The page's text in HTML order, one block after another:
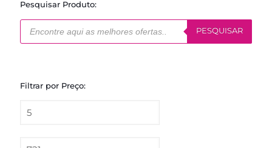
Pesquisar Produto:
Pesquisar
produtos
PESQUISAR
Filtrar por Preço: